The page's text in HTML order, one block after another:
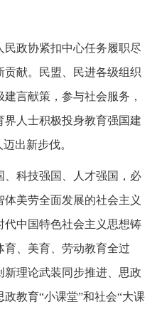
政协紧扣中心任务履职尽
献。民盟、民进各级组织
言献策，参与社会服务，
人士积极投身教育强国建
出新步伐。
、科技强国、人才强国，必
美劳全面发展的社会主义
中国特色社会主义思想铸
、美育、劳动教育全过
理论武装同步推进、思政
教育“小课堂”和社会“大课